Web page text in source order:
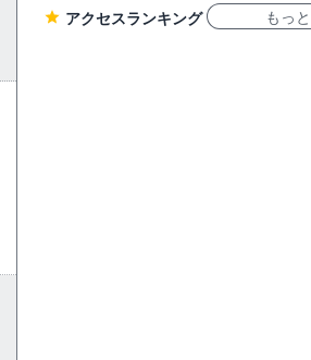
アクセスランキング
もっと